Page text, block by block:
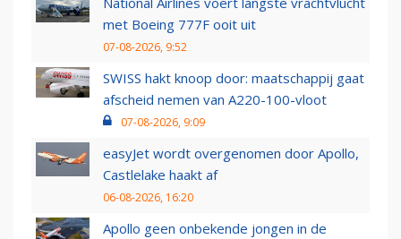
met Boeing 777F ooit uit
07-08-2026, 9:52
SWISS hakt knoop door: maatschappij gaat
afscheid nemen van A220-100-vloot
07-08-2026, 9:09
easyJet wordt overgenomen door Apollo,
Castlelake haakt af
06-08-2026, 16:20
Apollo geen onbekende jongen in de